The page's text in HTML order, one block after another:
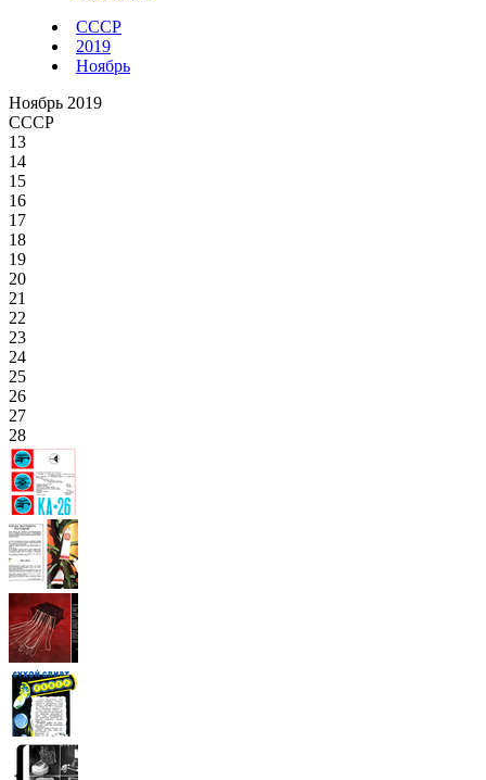
СССР
2019
Ноябрь
Ноябрь 2019
СССР
13
14
15
16
17
18
19
20
21
22
23
24
25
26
27
28